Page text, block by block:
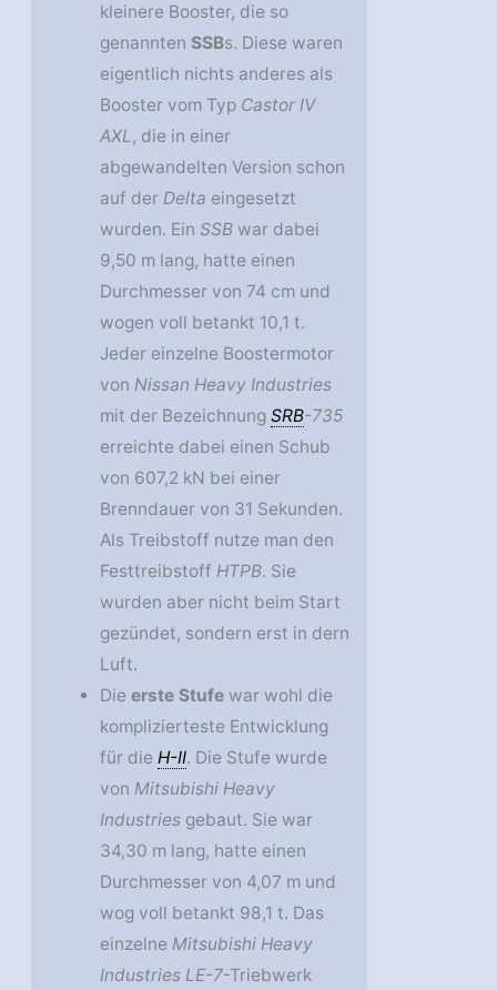
kleinere Booster, die so
genannten SSBs. Diese waren
eigentlich nichts anderes als
Booster vom Typ Castor IV
AXL, die in einer
abgewandelten Version schon
auf der Delta eingesetzt
wurden. Ein SSBwar dabei
9,50 m lang, hatte einen
Durchmesser von 74 cm und
wogen voll betankt 10,1 t.
Jeder einzelne Boostermotor
von Nissan Heavy Industries
mit der Bezeichnung SRB-735
erreichte dabei einen Schub
von 607,2 kN bei einer
Brenndauer von 31 Sekunden.
Als Treibstoff nutze man den
Festtreibstoff HTPB. Sie
wurden aber nicht beim Start
gezündet, sondern erst in dern
Luft.
Die erste Stufewar wohl die
komplizierteste Entwicklung
für die H-II. Die Stufe wurde
von Mitsubishi Heavy
Industriesgebaut. Sie war
34,30 m lang, hatte einen
Durchmesser von 4,07 m und
wog voll betankt 98,1 t. Das
einzelne Mitsubishi Heavy
Industries LE-7-Triebwerk